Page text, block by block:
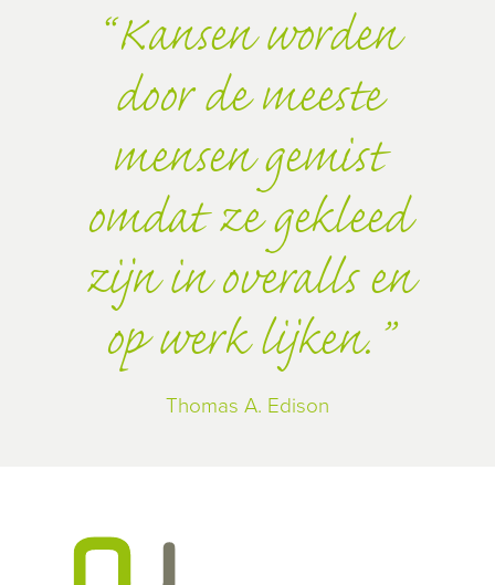
Kansen worden
door de meeste
mensen gemist
omdat ze gekleed
zijn in overalls en
op werk lijken.
Thomas A. Edison